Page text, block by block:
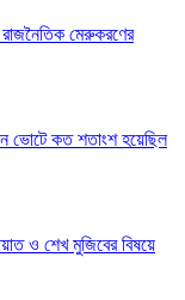
রাজনৈতিক মেরুকরণের
ভোটে কত শতাংশ হয়েছিল
ও শেখ মুজিবের বিষয়ে